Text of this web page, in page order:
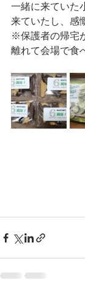
一緒に来ていた
来ていたし、感
※保護者の帰宅
離れて会場で食